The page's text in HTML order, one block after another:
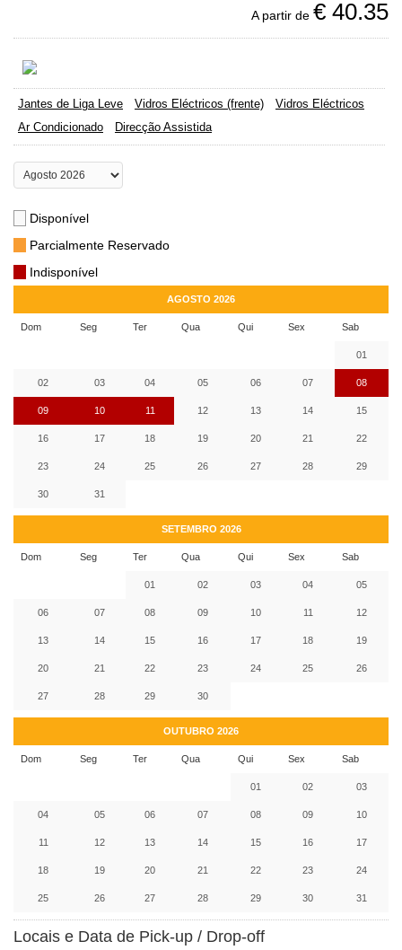
A partir de € 40.35
Jantes de Liga Leve Vidros Eléctricos (frente)
Vidros Eléctricos
Ar Condicionado
Direcção Assistida
Disponível
Parcialmente Reservado
Indisponível
AGOSTO 2026
Dom Seg Ter Qua Qui Sex Sab
01
02 03 04 05 06 07 08
09 10 11 12 13 14 15
16 17 18 19 20 21 22
23 24 25 26 27 28 29
30 31
SETEMBRO 2026
Dom Seg Ter Qua Qui Sex Sab
01 02 03 04 05
06 07 08 09 10 11 12
13 14 15 16 17 18 19
20 21 22 23 24 25 26
27 28 29 30
OUTUBRO 2026
Dom Seg Ter Qua Qui Sex Sab
01 02 03
04 05 06 07 08 09 10
11 12 13 14 15 16 17
18 19 20 21 22 23 24
25 26 27 28 29 30 31
Locais e Data de Pick-up / Drop-off